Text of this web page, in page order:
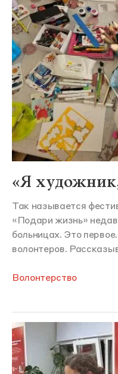
«Я
Так называется
«Подари жизнь»
больницах. Это
волонтеров.
Волонтерство